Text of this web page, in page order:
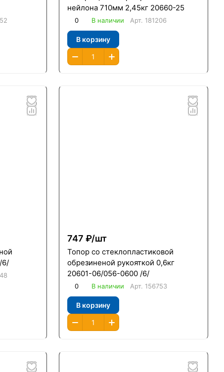
нейлона 710мм 2,45кг 20660-25
0 В наличии Арт. 181206
В корзину
6/
747 ₽/шт
Топор со стеклопластиковой
обрезиненой рукояткой 0,6кг
20601-06/056-0600 /6/
0 В наличии Арт. 156753
В корзину